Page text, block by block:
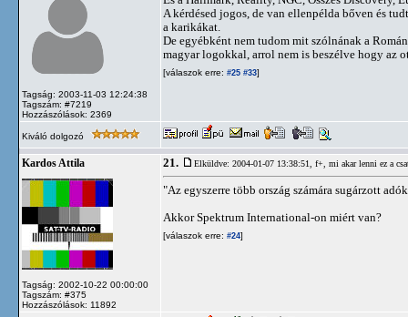
Tagság: 2003-11-03 12:24:38
Tagszám: #7219
Hozzászólások: 2369
A kérdésed jogos, de van ellenpélda bőven és
a karikákat.
De egyébként nem tudom mit szólnának a
magyar logokkal, arrol nem is beszélve hogy az
[válaszok erre: #25 #33]
Kiváló dolgozó
Kardos Attila
Tagság: 2002-10-22 00:00:00
Tagszám: #375
Hozzászólások: 11892
21. Elküldve: 2004-01-07 13:38:51, f+, mi akar lenni ez a
"Az egyszerre több ország számára sugárzott
Akkor Spektrum International-on miért van?
[válaszok erre: #24]